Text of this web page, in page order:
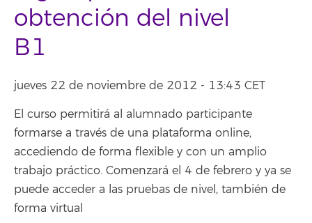
obtención del nivel
B1
jueves 22 de noviembre de 2012 - 13:43 CET
El curso permitirá al alumnado participante
formarse a través de una plataforma online,
accediendo de forma flexible y con un amplio
trabajo práctico. Comenzará el 4 de febrero y ya se
puede acceder a las pruebas de nivel, también de
forma virtual